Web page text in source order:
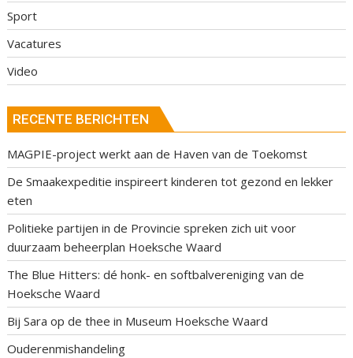
Sport
Vacatures
Video
RECENTE BERICHTEN
MAGPIE-project werkt aan de Haven van de Toekomst
De Smaakexpeditie inspireert kinderen tot gezond en lekker
eten
Politieke partijen in de Provincie spreken zich uit voor
duurzaam beheerplan Hoeksche Waard
The Blue Hitters: dé honk- en softbalvereniging van de
Hoeksche Waard
Bij Sara op de thee in Museum Hoeksche Waard
Ouderenmishandeling